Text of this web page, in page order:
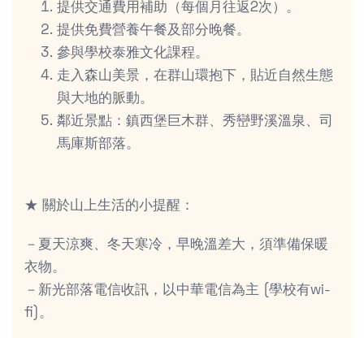
提供交通費用補助（每個月往返2次）。
提供免費營養午餐及部分晚餐。
參與學校泰雅文化課程。
走入森山美景，在群山環抱下，貼近自然生態
與大地的脈動。
鄰近景點：鎮西堡巨木群、秀巒野溪溫泉、司
馬庫斯部落。
★ 關於山上生活的小提醒：
－夏天涼爽、冬天寒冷，早晚溫差大，須準備保暖
衣物。
－新光部落電信收訊，以中華電信為主 (學校有wi-
fi)。